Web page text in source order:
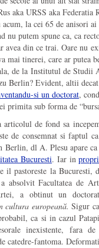
aka URSS aka Federatia
la cei 65 de anisori
nu putem spune ca, ca
avea din ce trai. Oare nu
mai tinerei, care ar putea
de la Institutul de Studii
Berlin? Evident, altii
si un doctorat,
primita sub forma de
articolul de fond sa
de consemnat si faptul
dl A. Plesu apare ca
Bucuresti. Iar in
il pastoreste la Bucuresti,
absolvit Facultatea de
a obtinut un
cultura europeană.Sigur
ca si in cazul
inexistente, fara
catedre-fantoma.